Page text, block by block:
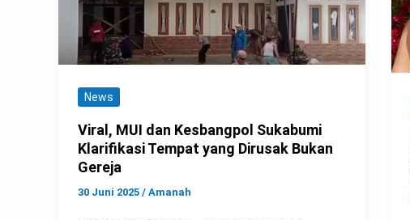
News
Viral, MUI dan Kesbangpol Sukabumi
Klarifikasi Tempat yang Dirusak Bukan
Gereja
30 Juni 2025 / Amanah